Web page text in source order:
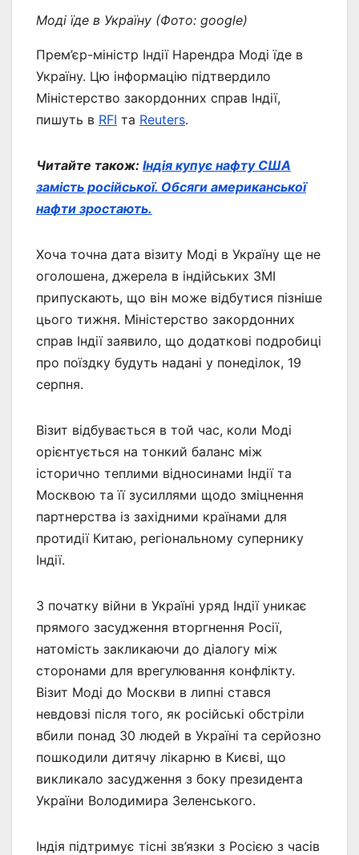
Моді їде в Україну (Фото: google)
Прем’єр-міністр Індії Нарендра Моді їде в
Україну. Цю інформацію підтвердило
Міністерство закордонних справ Індії,
пишуть в RFI та Reuters.
Читайте також: Індія купує нафту США
замість російської. Обсяги американської
нафти зростають.
Хоча точна дата візиту Моді в Україну ще не
оголошена, джерела в індійських ЗМІ
припускають, що він може відбутися пізніше
цього тижня. Міністерство закордонних
справ Індії заявило, що додаткові подробиці
про поїздку будуть надані у понеділок, 19
серпня.
Візит відбувається в той час, коли Моді
орієнтується на тонкий баланс між
історично теплими відносинами Індії та
Москвою та її зусиллями щодо зміцнення
партнерства із західними країнами для
протидії Китаю, регіональному супернику
Індії.
З початку війни в Україні уряд Індії уникає
прямого засудження вторгнення Росії,
натомість закликаючи до діалогу між
сторонами для врегулювання конфлікту.
Візит Моді до Москви в липні стався
невдовзі після того, як російські обстріли
вбили понад 30 людей в Україні та серйозно
пошкодили дитячу лікарню в Києві, що
викликало засудження з боку президента
України Володимира Зеленського.
Індія підтримує тісні зв’язки з Росією з часів